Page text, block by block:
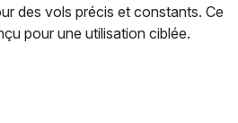
des vols précis et constants. Ce
pour une utilisation ciblée.